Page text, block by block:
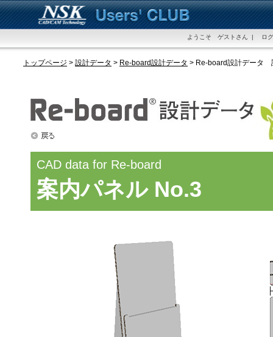
ようこそ ゲストさん | ロ
トップページ > 設計データ > Re-board設計データ > Re-board設計データ
CAD data for Re-board
案内パネル No.3